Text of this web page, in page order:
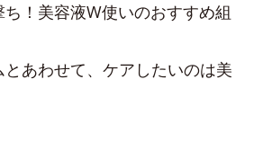
！美容液W使いのおすすめ組
あわせて、ケアしたいのは美